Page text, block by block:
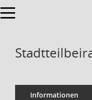
Toggle navigation
Informationen